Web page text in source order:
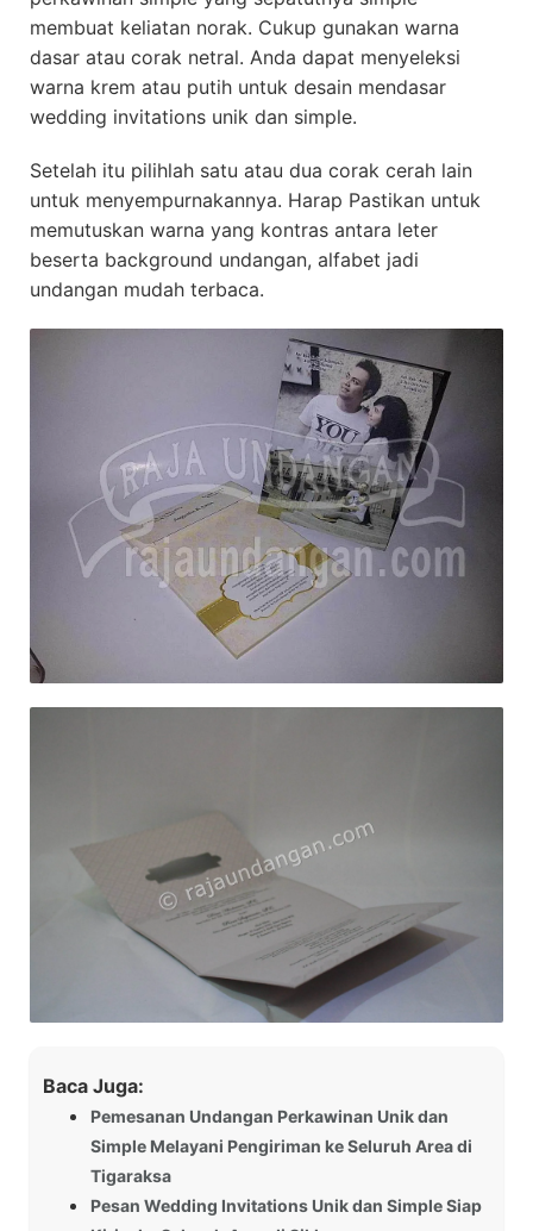
membuat keliatan norak. Cukup gunakan warna
dasar atau corak netral. Anda dapat menyeleksi
warna krem atau putih untuk desain mendasar
wedding invitations unik dan simple.
Setelah itu pilihlah satu atau dua corak cerah lain
untuk menyempurnakannya. Harap Pastikan untuk
memutuskan warna yang kontras antara leter
beserta background undangan, alfabet jadi
undangan mudah terbaca.
Baca Juga:
Pemesanan Undangan Perkawinan Unik dan
Simple Melayani Pengiriman ke Seluruh Area di
Tigaraksa
Pesan Wedding Invitations Unik dan Simple Siap